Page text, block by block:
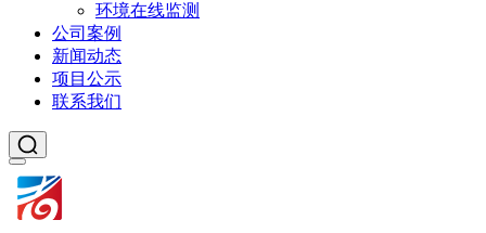
环境在线监测
公司案例
新闻动态
项目公示
联系我们